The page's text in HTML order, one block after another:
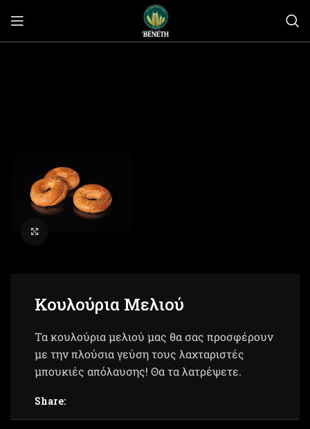
Κουλούρια Μελιού
Τα κουλούρια μελιού μας θα σας προσφέρουν
με την πλούσια γεύση τους λαχταριστές
μπουκιές απόλαυσης! Θα τα λατρέψετε.
Share: